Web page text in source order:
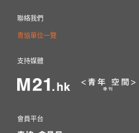
聯絡我們
青協單位一覽
支持媒體
會員平台